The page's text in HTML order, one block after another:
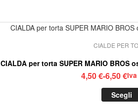
CIALDE PER
CIALDA per torta SUPER MARIO BROS
4,50€-6,50€
di
Scegli